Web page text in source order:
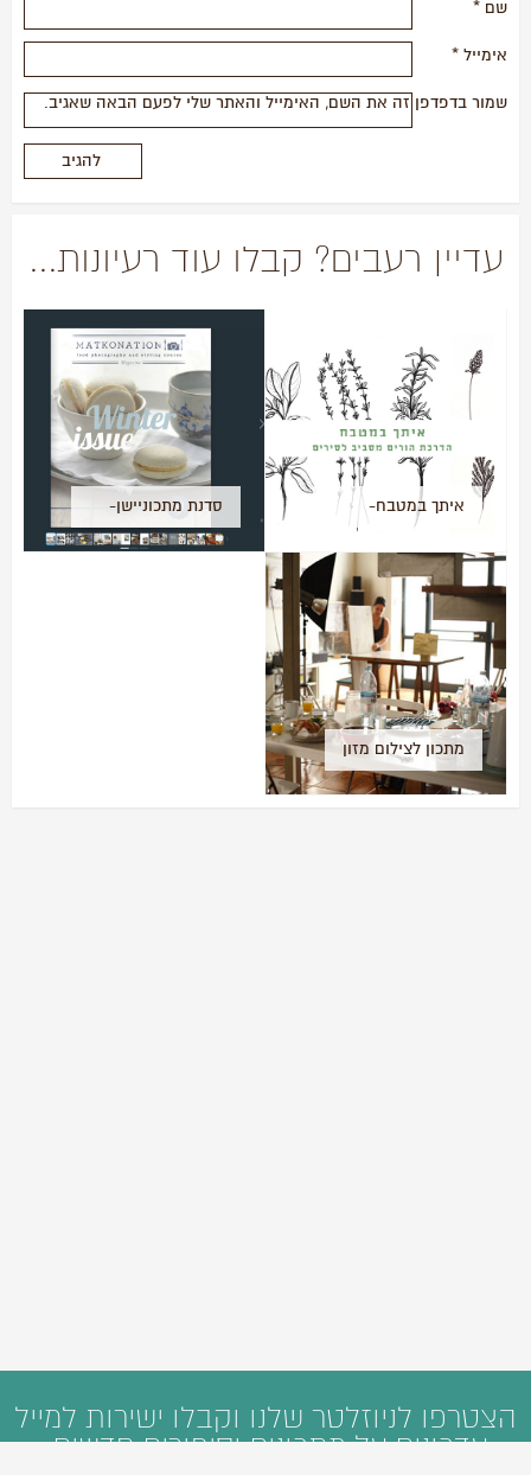
שם *
אימייל *
שמור בדפדפן זה את השם, האימייל והאתר שלי לפעם הבאה שאגיב.
עדיין רעבים? קבלו עוד רעיונות...
איתך במטבח-
מסביב לסירים
סדנת מתכוניישן-
המגזין!!
מתכון לצילום מזון
הצטרפו לניוזלטר שלנו וקבלו ישירות למייל
עדכונים על מתכונים וסיפורים חדשים: